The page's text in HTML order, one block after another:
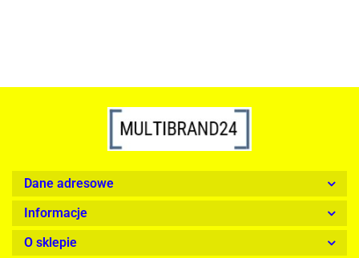
Dane adresowe
Informacje
O sklepie